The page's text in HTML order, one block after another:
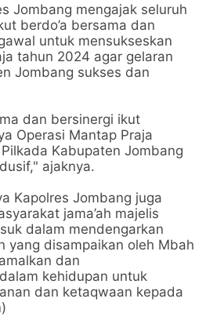
Jombang mengajak seluruh
berdo’a bersama dan
untuk mensukseskan
tahun 2024 agar gelaran
Jombang sukses dan
dan bersinergi ikut
Operasi Mantap Praja
Kabupaten Jombang
ajaknya.
Kapolres Jombang juga
jama’ah majelis
dalam mendengarkan
yang disampaikan oleh Mbah
dan
kehidupan untuk
dan ketaqwaan kepada